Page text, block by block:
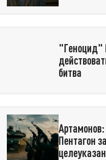
"Геноцид"
битва
Пентагон